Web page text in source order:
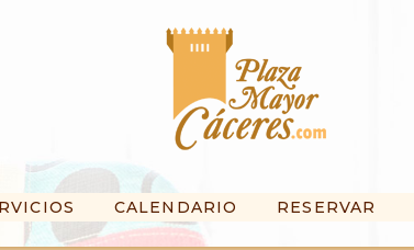
CALENDARIO RESERVAR